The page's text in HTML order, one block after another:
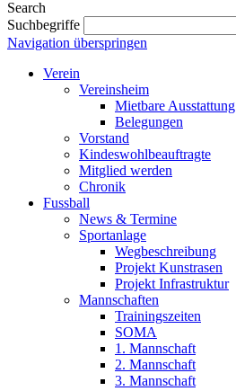
Search
Suchbegriffe
Navigation überspringen
Verein
Vereinsheim
Mietbare Ausstattung
Belegungen
Vorstand
Kindeswohlbeauftragte
Mitglied werden
Chronik
Fussball
News & Termine
Sportanlage
Wegbeschreibung
Projekt Kunstrasen
Projekt Infrastruktur
Mannschaften
Trainingszeiten
SOMA
1. Mannschaft
2. Mannschaft
3. Mannschaft